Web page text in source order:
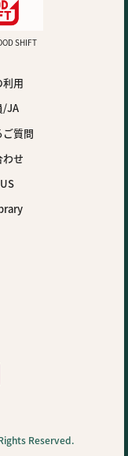
SHIFT
用
/JA
ご質問
わせ
Reserved.